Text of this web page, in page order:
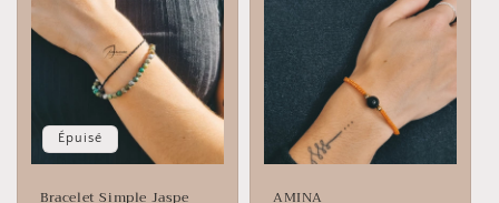
Épuisé
Bracelet Simple Jaspe AMINA